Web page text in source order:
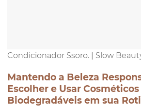
Condicionador Ssoro. | Slow
Mantendo a Beleza
Escolher e Usar Cosméticos
Biodegradáveis em sua